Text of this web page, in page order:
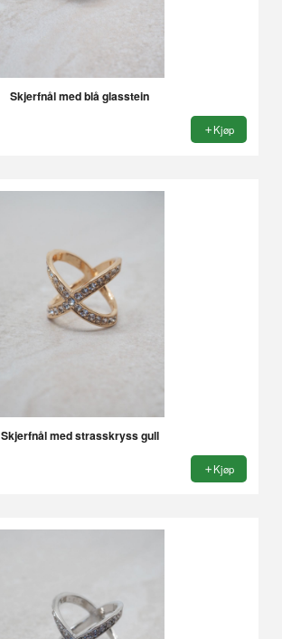
Skjerfnål med blå glasstein
Kjøp
Skjerfnål med strasskryss gull
Kjøp